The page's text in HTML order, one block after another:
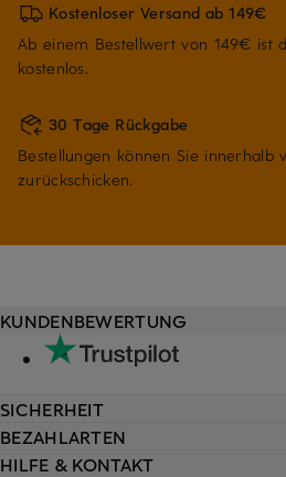
Kostenloser Versand ab 149€
Ab einem Bestellwert von 149€ ist
kostenlos.
30 Tage Rückgabe
Bestellungen können Sie innerhalb
zurückschicken.
HILFE & KONTAKT
KUNDENBEWERTUNG
SICHERHEIT
BEZAHLARTEN